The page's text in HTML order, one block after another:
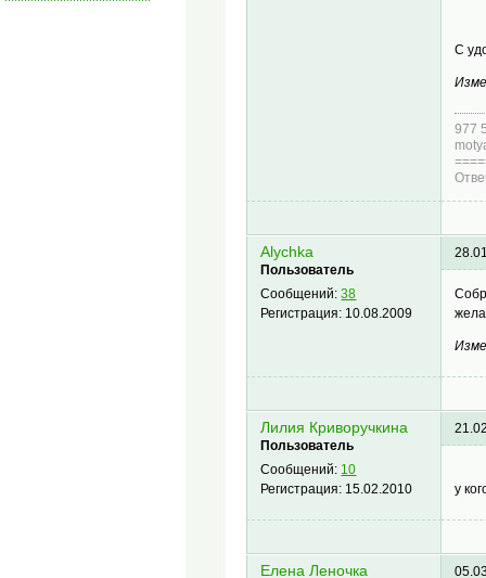
С
977
Alychka
Пользователь
Сообщений:38
Регистрация: 10.08.2009
Лилия Криворучкина
Пользователь
Сообщений: 10
Регистрация: 15.02.2010 у
Елена Леночка